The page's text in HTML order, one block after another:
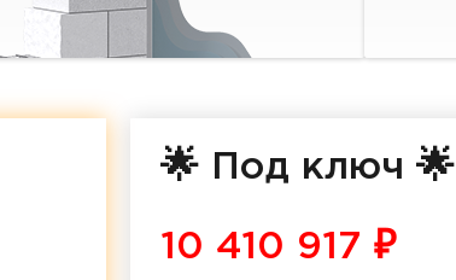
🌟 Под ключ 🌟
10 410 917 ₽